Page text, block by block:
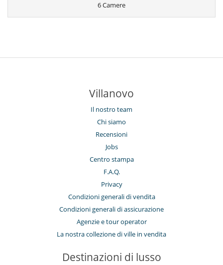
6 Camere
Villanovo
Il nostro team
Chi siamo
Recensioni
Jobs
Centro stampa
F.A.Q.
Privacy
Condizioni generali di vendita
Condizioni generali di assicurazione
Agenzie e tour operator
La nostra collezione di ville in vendita
Destinazioni di lusso